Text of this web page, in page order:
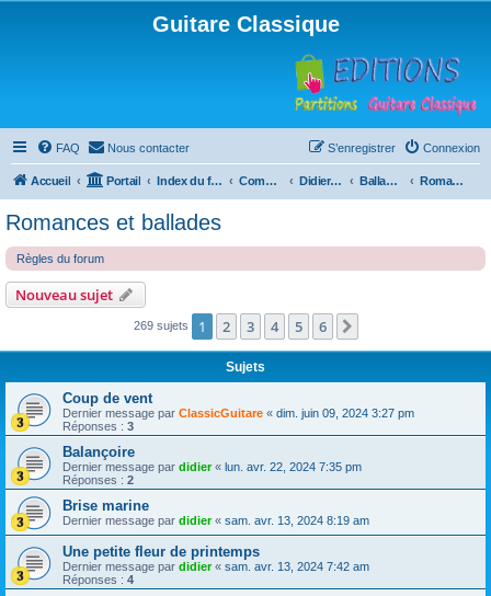
Guitare Classique
FAQ Nous contacter Connexion
S’enregistrer
Accueil Portail Index du forum Compositions Didierland Ballades et autres réveries Romances et ballades
Romances et ballades
Règles du forum
Nouveau sujet
269 sujets 1 2 3 4 5 6
Sujets
Coup de vent
Dernier message par ClassicGuitare « dim. juin 09, 2024 3:27 pm
Réponses : 3
Balançoire
Dernier message par didier« lun. avr. 22, 2024 7:35 pm
Réponses : 2
Brise marine
Dernier message par didier« sam. avr. 13, 2024 8:19 am
Une petite fleur de printemps
Dernier message par didier« sam. avr. 13, 2024 7:42 am
Réponses : 4